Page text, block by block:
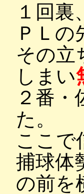
１回
ＰＬ
その立
しまい
２番・
た。
ここ
捕球体
の前を